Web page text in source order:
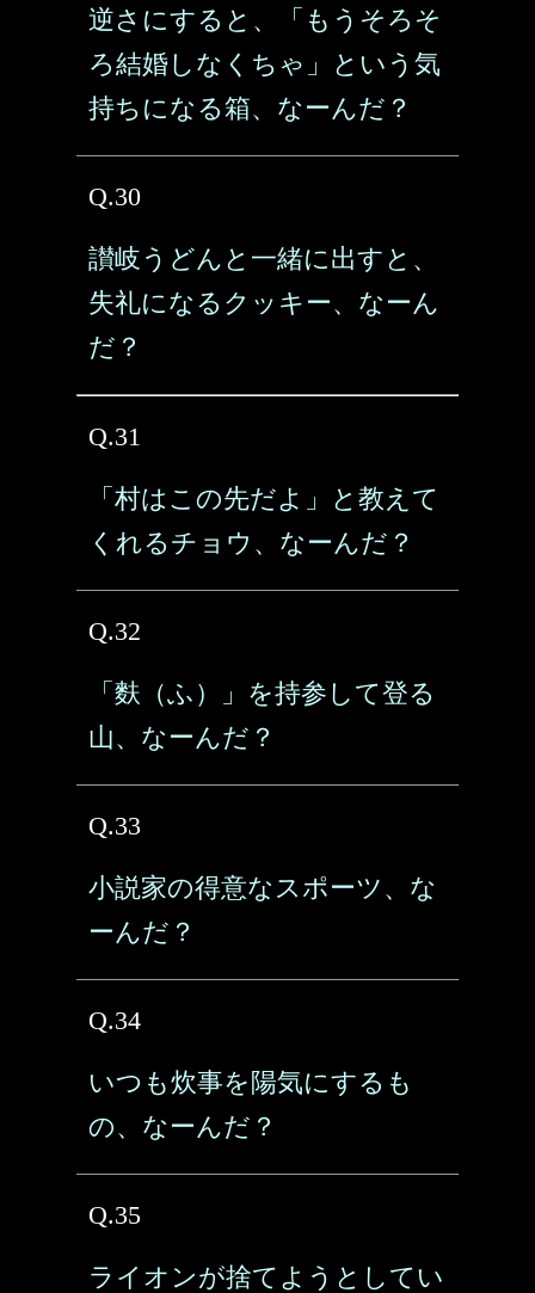
逆さにすると、「もうそろそ
ろ結婚しなくちゃ」という気
持ちになる箱、なーんだ？
Q.30
讃岐うどんと一緒に出すと、
失礼になるクッキー、なーん
だ？
Q.31
「村はこの先だよ」と教えて
くれるチョウ、なーんだ？
Q.32
「麩（ふ）」を持参して登る
山、なーんだ？
Q.33
小説家の得意なスポーツ、な
ーんだ？
Q.34
いつも炊事を陽気にするも
の、なーんだ？
Q.35
ライオンが捨てようとしてい